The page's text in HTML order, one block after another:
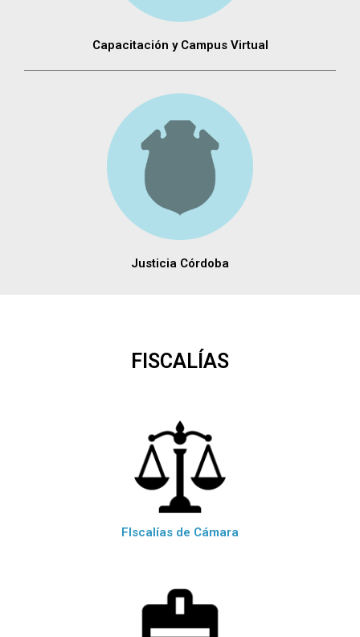
Capacitación y Campus Virtual
Justicia Córdoba
FISCALÍAS
FIscalías de Cámara